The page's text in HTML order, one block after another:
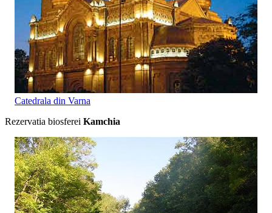
Catedrala din Varna
Rezervatia biosferei Kamchia